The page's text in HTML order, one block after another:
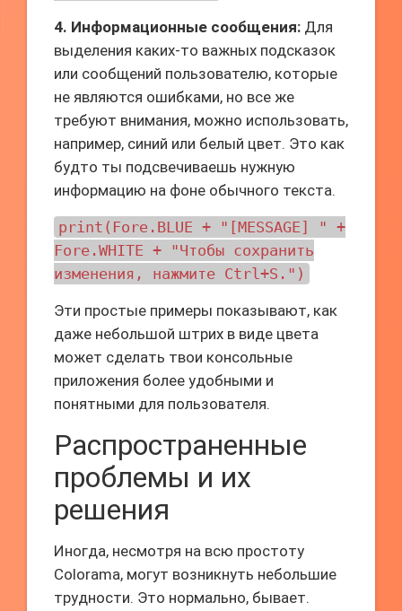
4. Информационные сообщения: Для
выделения каких-то важных подсказок
или сообщений пользователю, которые
не являются ошибками, но все же
требуют внимания, можно использовать,
например, синий или белый цвет. Это как
будто ты подсвечиваешь нужную
информацию на фоне обычного текста.
print(Fore.BLUE + "[MESSAGE] " +
Fore.WHITE + "Чтобы сохранить
изменения, нажмите Ctrl+S.")
Эти простые примеры показывают, как
даже небольшой штрих в виде цвета
может сделать твои консольные
приложения более удобными и
понятными для пользователя.
Распространенные
проблемы и их
решения
Иногда, несмотря на всю простоту
Colorama, могут возникнуть небольшие
трудности. Это нормально, бывает.